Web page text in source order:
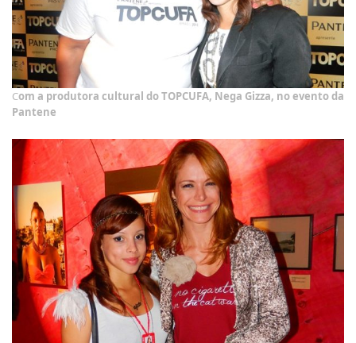
Com a produtora cultural do TOPCUFA, Nega Gizza, no evento da
Pantene